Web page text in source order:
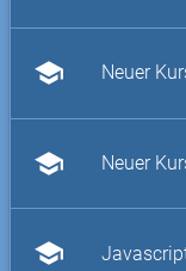
school Neuer
school Neuer
school